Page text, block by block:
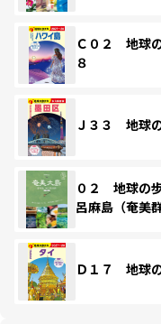
Ｃ０２ 地球
８
Ｊ３３ 地球
０２ 地球の
呂麻島（奄美
Ｄ１７ 地球